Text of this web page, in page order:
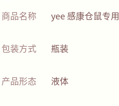
商品名称 yee 感康仓鼠专用
包装方式 瓶装
产品形态 液体